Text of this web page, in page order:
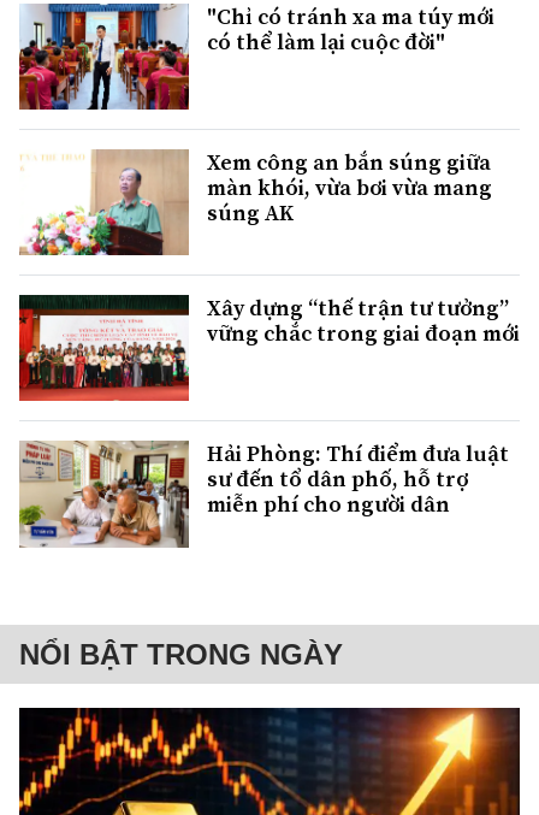
"Chỉ có tránh xa ma túy mới
có thể làm lại cuộc đời"
Xem công an bắn súng giữa
màn khói, vừa bơi vừa mang
súng AK
Xây dựng “thế trận tư tưởng”
vững chắc trong giai đoạn mới
Hải Phòng: Thí điểm đưa luật
sư đến tổ dân phố, hỗ trợ
miễn phí cho người dân
NỔI BẬT TRONG NGÀY